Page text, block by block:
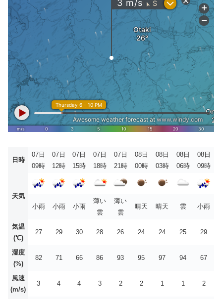
日時
07日
09時
07日
12時
07日
15時
07日
18時
07日
21時
08日
00時
08日
03時
08日
06時
08日
09時
天気
小雨
小雨 小雨
薄い
雲
薄い
雲
晴天 晴天 雲 小雨
気温
(℃)
27 29 30 28 26 24 24 25 29
湿度
(%)
82 71 66 86 93 95 97 94 67
風速
(m/s)
3 4 4 3 2 2 1 1 2